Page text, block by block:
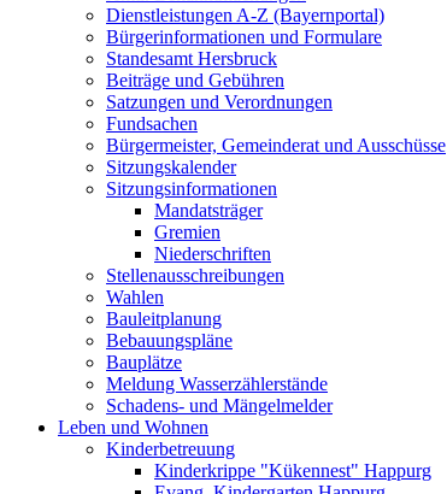
Dienstleistungen A-Z (Bayernportal)
Bürgerinformationen und Formulare
Standesamt Hersbruck
Beiträge und Gebühren
Satzungen und Verordnungen
Fundsachen
Bürgermeister, Gemeinderat und Ausschüsse
Sitzungskalender
Sitzungsinformationen
Mandatsträger
Gremien
Niederschriften
Stellenausschreibungen
Wahlen
Bauleitplanung
Bebauungspläne
Bauplätze
Meldung Wasserzählerstände
Schadens- und Mängelmelder
Leben und Wohnen
Kinderbetreuung
Kinderkrippe "Kükennest" Happurg